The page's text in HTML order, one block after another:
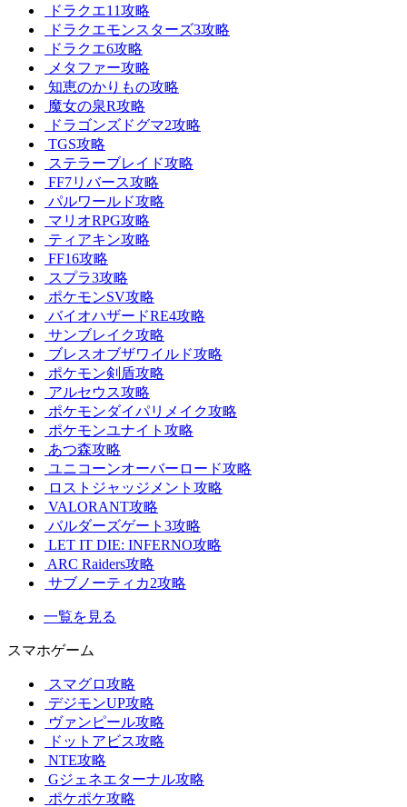
ドラクエ11攻略
ドラクエモンスターズ3攻略
ドラクエ6攻略
メタファー攻略
知恵のかりもの攻略
魔女の泉R攻略
ドラゴンズドグマ2攻略
TGS攻略
ステラーブレイド攻略
FF7リバース攻略
パルワールド攻略
マリオRPG攻略
ティアキン攻略
FF16攻略
スプラ3攻略
ポケモンSV攻略
バイオハザードRE4攻略
サンブレイク攻略
ブレスオブザワイルド攻略
ポケモン剣盾攻略
アルセウス攻略
ポケモンダイパリメイク攻略
ポケモンユナイト攻略
あつ森攻略
ユニコーンオーバーロード攻略
ロストジャッジメント攻略
VALORANT攻略
バルダーズゲート3攻略
LET IT DIE: INFERNO攻略
ARC Raiders攻略
サブノーティカ2攻略
一覧を見る
スマホゲーム
スマグロ攻略
デジモンUP攻略
ヴァンピール攻略
ドットアビス攻略
NTE攻略
Gジェネエターナル攻略
ポケポケ攻略